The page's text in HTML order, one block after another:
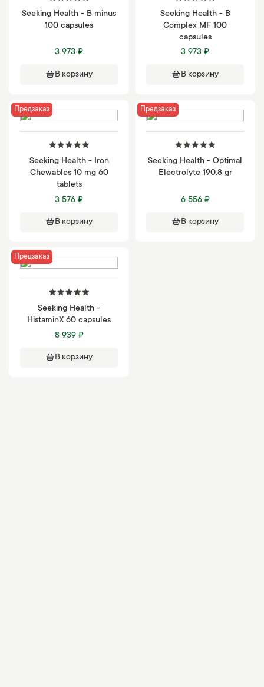
Seeking Health - B minus
100 capsules
3 973 ₽
В корзину
Seeking Health - B
Complex MF 100
capsules
3 973 ₽
В корзину
Предзаказ
Seeking Health - Iron
Chewables 10 mg 60
tablets
3 576 ₽
В корзину
Предзаказ
Seeking Health - Optimal
Electrolyte 190.8 gr
6 556 ₽
В корзину
Предзаказ
Seeking Health -
HistaminX 60 capsules
8 939 ₽
В корзину